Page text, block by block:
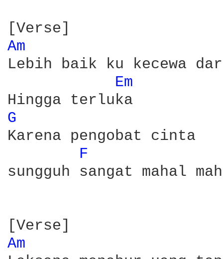
Am
Lebih baik ku kecewa
Em
G
Karena pengobat cinta
F
sungguh sangat mahal
Am